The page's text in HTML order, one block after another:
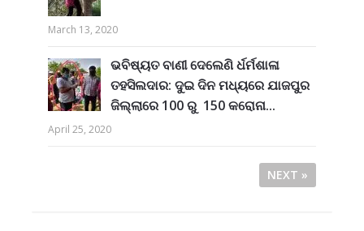
March 13, 2020
ଭବିଷ୍ୟତ ବାଣୀ ଦେଲେଣି ର୍ଧର୍ମଶାଳା
ତହସିଲଦାର: ଦୁଇ ଦିନ ମଧ୍ୟରେ ଯାଜପୁର
ଜିଲ୍ଲାରେ 100 ରୁ 150 କରୋନା...
April 25, 2020
NEXT »